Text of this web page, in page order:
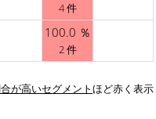
4 件
100.0 ％
2 件
が高いセグメントほど赤く表示